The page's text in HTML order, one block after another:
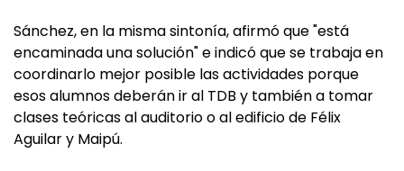
Sánchez, en la misma sintonía, afirmó que "está
encaminada una solución" e indicó que se trabaja en
coordinarlo mejor posible las actividades porque
esos alumnos deberán ir al TDB y también a tomar
clases teóricas al auditorio o al edificio de Félix
Aguilar y Maipú.